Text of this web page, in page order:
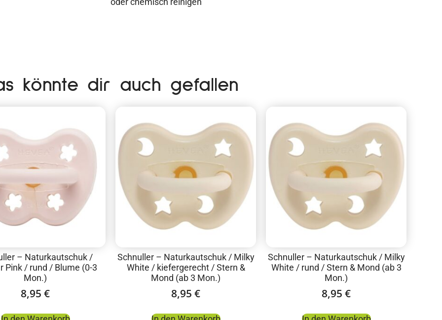
könnte dir auch gefallen
– Naturkautschuk /
Pink / rund / Blume (0-3
Mon.)
8,95 €
Schnuller – Naturkautschuk / Milky
White / kiefergerecht / Stern &
Mond (ab 3 Mon.)
8,95 €
Schnuller – Naturkautschuk / Milky
White / rund / Stern & Mond (ab 3
Mon.)
8,95 €